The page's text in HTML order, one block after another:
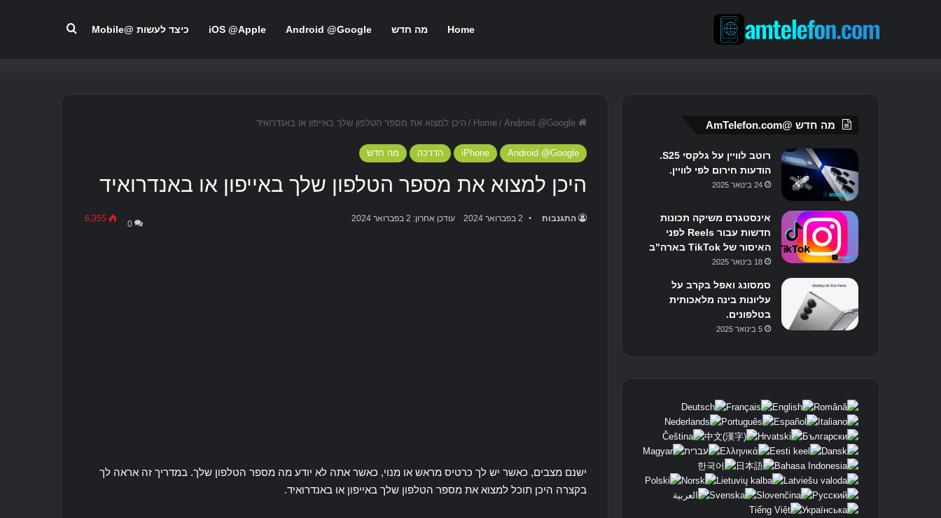
Home מה חדש Android @Google
iOS @Apple כיצד לעשות @Mobile
/ Android @Google
/ היכן למצוא את מספר הטלפון שלך באייפון או באנדרואיד
Android @Google
iPhone הדרכה מה חדש
היכן למצוא את מספר הטלפון שלך באייפון או באנדרואיד
התגנבות 2 בפברואר 2024 עודכן אחרון: 2 בפברואר 2024
0
6,355
ישנם מצבים, כאשר יש לך כרטיס מראש או מנוי, כאשר אתה לא יודע מה מספר הטלפון שלך. במדריך זה אראה לך
בקצרה היכן תוכל למצוא את מספר הטלפון שלך באייפון או באנדרואיד.
מה חדש @AmTelefon.com
רוטב לוויין על גלקסי S25.
הודעות חירום לפי לוויין.
24 בינואר 2025
אינסטגרם משיקה תכונות
חדשות עבור Reels לפני
האיסור של TikTok בארה"ב
18 בינואר 2025
סמסונג ואפל בקרב על
עליונות בינה מלאכותית
בטלפונים.
5 בינואר 2025